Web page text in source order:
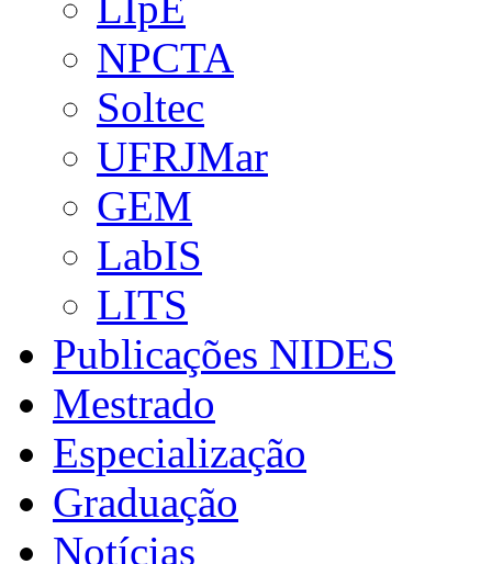
NPCTA
Soltec
UFRJMar
GEM
LabIS
LITS
Publicações NIDES
Mestrado
Especialização
Graduação
Notícias